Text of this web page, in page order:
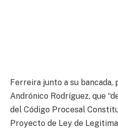
Ferreira junto a su bancada,
Andrónico Rodríguez, que
del Código Procesal
Proyecto de Ley de